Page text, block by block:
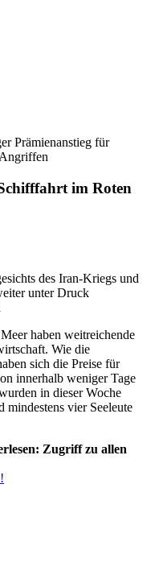
Prämienanstieg für
im Roten
des Iran-Kriegs und
unter Druck
haben weitreichende
Wie die
sich die Preise für
innerhalb weniger Tage
in dieser Woche
vier Seeleute
Zugriff zu allen